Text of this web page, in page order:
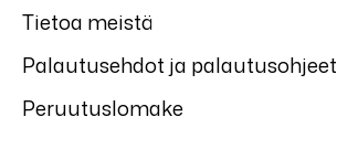
Tietoa meistä
Palautusehdot ja palautusohjeet
Peruutuslomake